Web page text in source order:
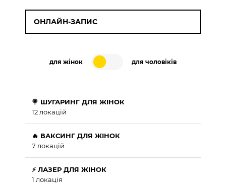
ОНЛАЙН-ЗАПИС
для жінок для чоловіків
🍭 ШУГАРИНГ ДЛЯ ЖІНОК
12 локацій
🔥 ВАКСИНГ ДЛЯ ЖІНОК
7 локацій
⚡ ЛАЗЕР ДЛЯ ЖІНОК
1 локація